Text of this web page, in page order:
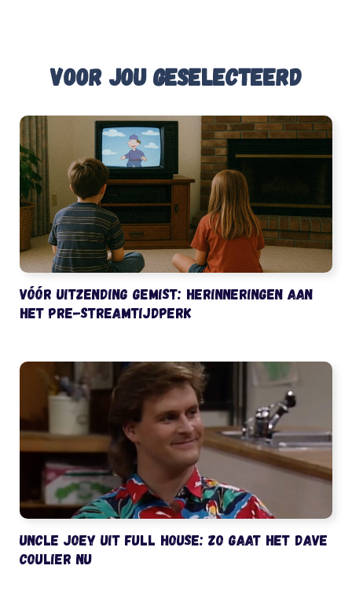
Voor jou geselecteerd
Vóór uitzending gemist: herinneringen aan
het pre-streamtijdperk
Uncle Joey uit Full House: zo gaat het Dave
Coulier nu